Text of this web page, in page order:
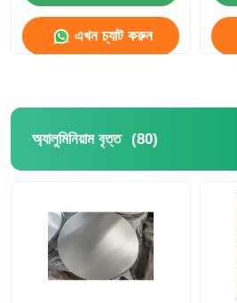
মামলা
একটি উদ্ধৃতি অনুরোধ করুন
অ্যালুমিনিয়াম প্লেট
অ্যালুমিনিয়াম বৃত্ত
এখন চ্যাট করুন
অ্যালুমিনিয়াম বৃত্ত (80)